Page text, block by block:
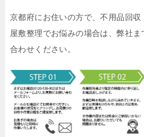
京都府にお住いの方で、不用品回収
屋敷整理でお悩みの場合は、弊社ま
合わせください。